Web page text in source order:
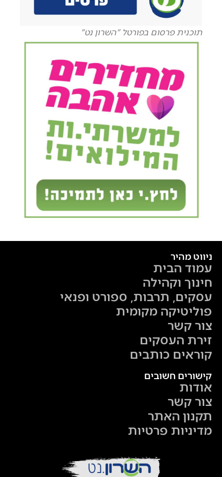
תוכנית פרסום בפורטל "השרון נט"
ניווט מהיר
עמוד הבית
חינוך וקהילה
עסקים, תרבות, ספורט ופנאי
פוליטיקה מקומית
צור קשר
זירת העסקים
קוראים כותבים
קישורים חשובים
אודות
צור קשר
תקנון האתר
מדיניות פרטיות